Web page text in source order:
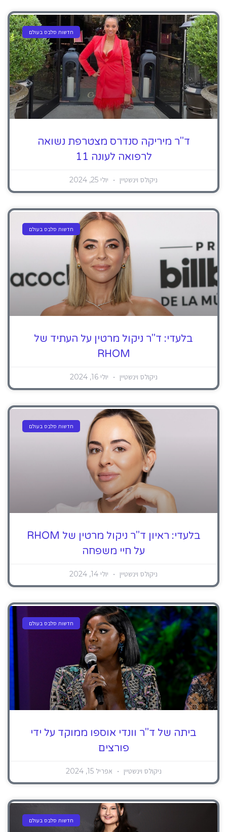
חדשות סלבס בעולם
ד"ר מיריקה סנדרס מצטרפת נשואה
לרפואה לעונה 11
ניקולס וינשטיין יולי 25, 2024
חדשות סלבס בעולם
בלעדי: ד"ר ניקול מרטין על העתיד של
RHOM
ניקולס וינשטיין יולי 16, 2024
חדשות סלבס בעולם
בלעדי: ראיון ד"ר ניקול מרטין של RHOM
על חיי משפחה
ניקולס וינשטיין יולי 14, 2024
חדשות סלבס בעולם
ביתה של ד"ר וונדי אוספו ממוקד על ידי
פורצים
ניקולס וינשטיין אפריל 15, 2024
חדשות סלבס בעולם